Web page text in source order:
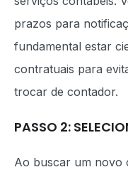
prazos para
fundamental estar
contratuais para
trocar de contador.
PASSO 2:
Ao buscar um novo